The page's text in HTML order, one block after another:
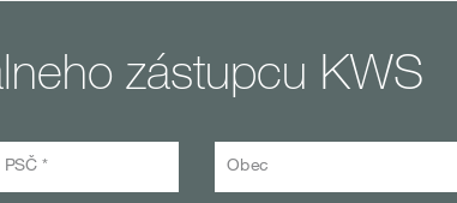
zástupcu KWS
PSČ * Obec